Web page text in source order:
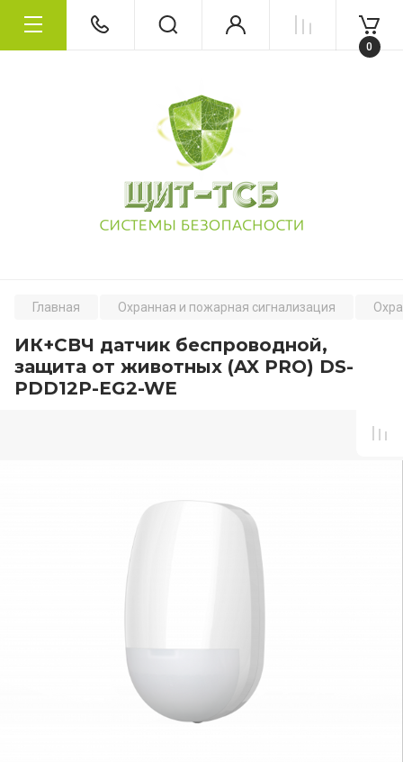
0
Главная Охранная и пожарная сигнализация
ИК+СВЧ датчик беспроводной,
защита от животных (AX PRO) DS-
PDD12P-EG2-WE